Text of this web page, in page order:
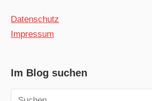
Datenschutz
Impressum
Im Blog suchen
Suchen